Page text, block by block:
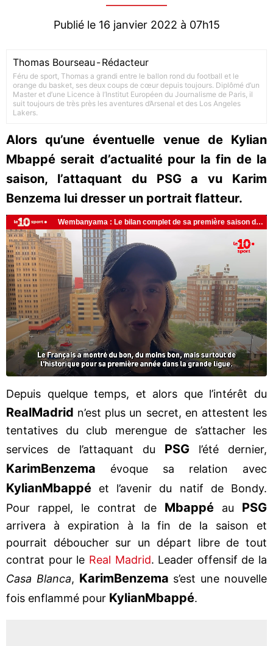
Publié le 16 janvier 2022 à 07h15
Thomas Bourseau -Rédacteur
Féru de sport, Thomas a grandi entre le ballon rond du football et le
orange du basket, ses deux coups de cœur depuis toujours. Diplômé d’un
Master et d’une Licence à l’Institut Européen du Journalisme de Paris, il
suit toujours de très près les aventures d’Arsenal et des Los Angeles
Lakers.
Alors qu’une éventuelle venue de Kylian
Mbappé serait d’actualité pour la fin de la
saison, l’attaquant du PSG a vu Karim
Benzema lui dresser un portrait flatteur.
Depuis quelque temps, et alors que l’intérêt du
RealMadrid n’est plus un secret, en attestent les
tentatives du club merengue de s’attacher les
services de l’attaquant du PSG l’été dernier,
KarimBenzema évoque sa relation avec
KylianMbappé et l’avenir du natif de Bondy.
Pour rappel, le contrat de Mbappé au PSG
arrivera à expiration à la fin de la saison et
pourrait déboucher sur un départ libre de tout
contrat pour le Real Madrid. Leader offensif de la
Casa Blanca, KarimBenzema s’est une nouvelle
fois enflammé pour KylianMbappé.